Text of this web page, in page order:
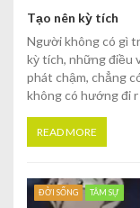
Tạo nên kỳ tích
Người không có gì
kỳ tích, những điều
phát chậm, chẳng
không có hướng đi r
READ MORE
ĐỜI SỐNG TÂM SỰ